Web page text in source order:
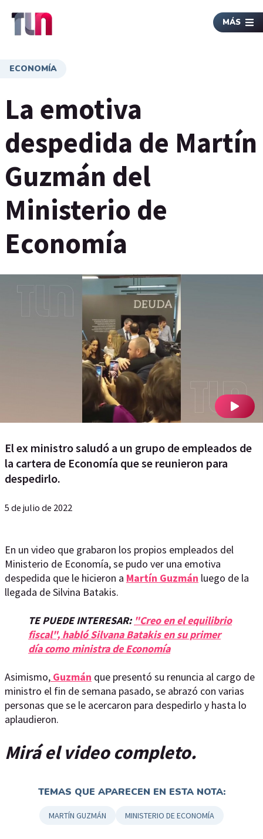
MÁS
ECONOMÍA
La emotiva
despedida de Martín
Guzmán del
Ministerio de
Economía
El ex ministro saludó a un grupo de empleados de
la cartera de Economía que se reunieron para
despedirlo.
5 de julio de 2022
En un video que grabaron los propios empleados del
Ministerio de Economía, se pudo ver una emotiva
despedida que le hicieron a Martín Guzmán luego de la
llegada de Silvina Batakis.
TE PUEDE INTERESAR: "Creo en el equilibrio
fiscal", habló Silvana Batakis en su primer
día como ministra de Economía
Asimismo, Guzmán que presentó su renuncia al cargo de
ministro el fin de semana pasado, se abrazó con varias
personas que se le acercaron para despedirlo y hasta lo
aplaudieron.
Mirá el video completo.
TEMAS QUE APARECEN EN ESTA NOTA:
MARTÍN GUZMÁN MINISTERIO DE ECONOMÍA